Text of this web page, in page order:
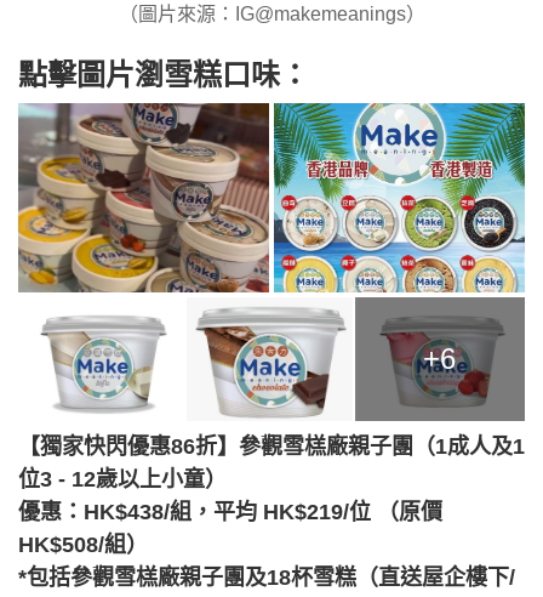
（圖片來源：IG@makemeanings）
點擊圖片瀏雪糕口味：
+6
【獨家快閃優惠86折】參觀雪榚廠親子團（1成人及1
位3 - 12歲以上小童）
優惠：HK$438/組，平均 HK$219/位 （原價
HK$508/組）
*包括參觀雪榚廠親子團及18杯雪糕（直送屋企樓下/